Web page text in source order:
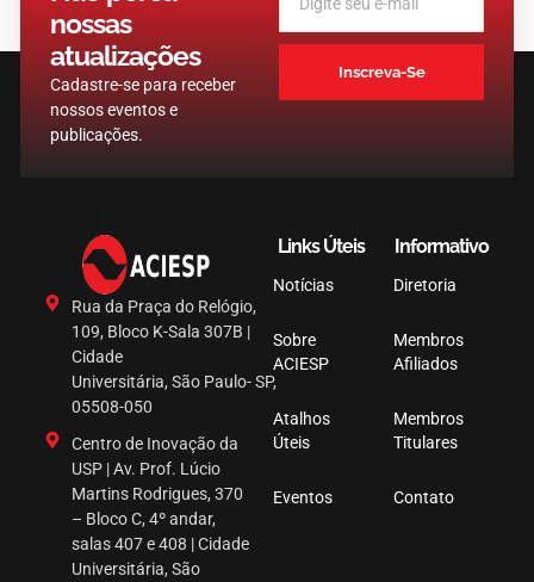
nossas
atualizações
Cadastre-se para receber
nossos eventos e
publicações.
Inscreva-Se
Rua da Praça do Relógio,
109, Bloco K-Sala 307B |
Cidade
Universitária, São Paulo- SP,
05508-050
Centro de Inovação da
USP | Av. Prof. Lúcio
Martins Rodrigues, 370
– Bloco C, 4º andar,
salas 407 e 408 | Cidade
Universitária, São
Links Úteis
Notícias
Sobre
ACIESP
Atalhos
Úteis
Eventos
Informativo
Diretoria
Membros
Afiliados
Membros
Titulares
Contato